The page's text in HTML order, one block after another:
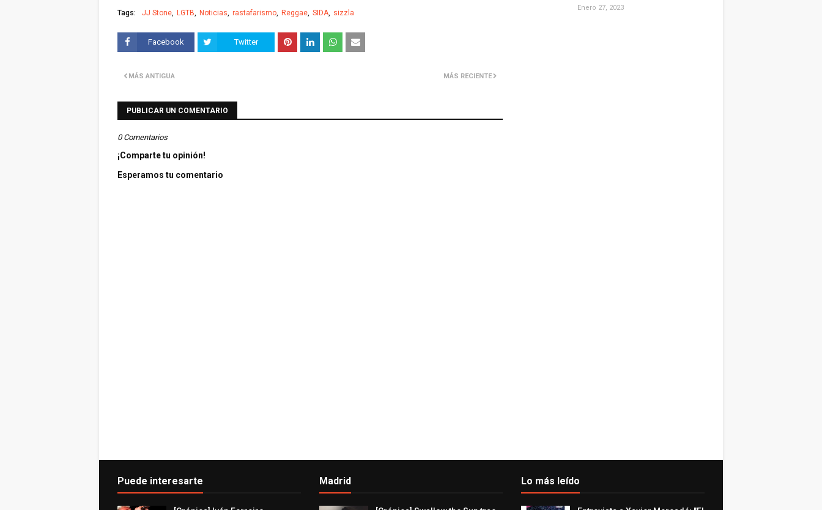
Tags: JJ Stone LGTB Noticias rastafarismo Reggae SIDA sizzla
Facebook Twitter
MÁS RECIENTE
MÁS ANTIGUA
PUBLICAR UN COMENTARIO
0 Comentarios
¡Comparte tu opinión!
Esperamos tu comentario
Enero 27, 2023
Puede interesarte Madrid Lo más leído